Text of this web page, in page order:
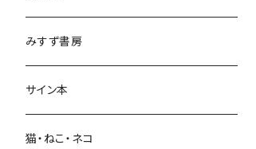
みすず書房
サイン本
猫・ねこ・ネコ